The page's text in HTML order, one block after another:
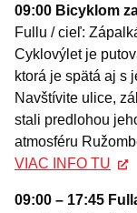
09:00 Bicyklom
Fullu / cieľ:
Cyklovýlet je
ktorá je spätá aj s
Navštívite ulice,
stali predlohou
atmosféru
VIAC INFO TU
09:00 – 17:45